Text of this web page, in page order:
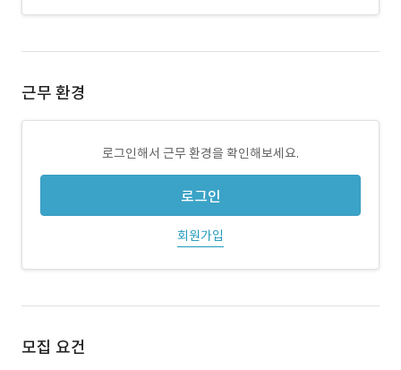
근무 환경
로그인해서 근무 환경을 확인해보세요.
로그인
회원가입
모집 요건